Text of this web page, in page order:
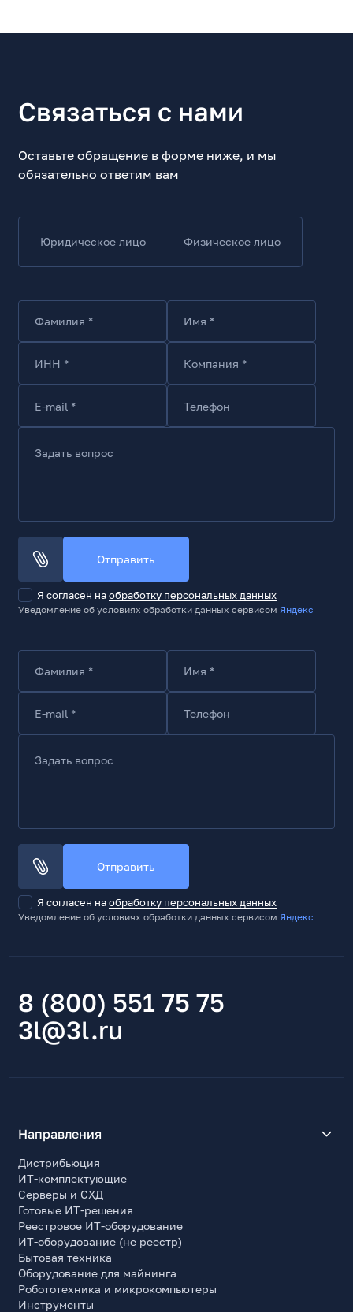
Черный
RTL
Комплект поставки
Связаться с нами
Оставьте обращение в форме ниже, и мы
обязательно ответим вам
Юридическое лицо Физическое лицо
Фамилия * Имя *
ИНН * Компания *
E-mail * Телефон
Задать вопрос
Отправить
Я согласен наобработку персональных данных
Уведомление об условиях обработки данных сервисом Яндекс
Фамилия * Имя *
E-mail * Телефон
Задать вопрос
Отправить
Я согласен наобработку персональных данных
Уведомление об условиях обработки данных сервисом Яндекс
8 (800) 551 75 75
3l@3l.ru
Направления
Дистрибьюция
ИТ-комплектующие
Серверы и СХД
Готовые ИТ-решения
Реестровое ИТ-оборудование
ИТ-оборудование (не реестр)
Бытовая техника
Оборудование для майнинга
Робототехника и микрокомпьютеры
Инструменты